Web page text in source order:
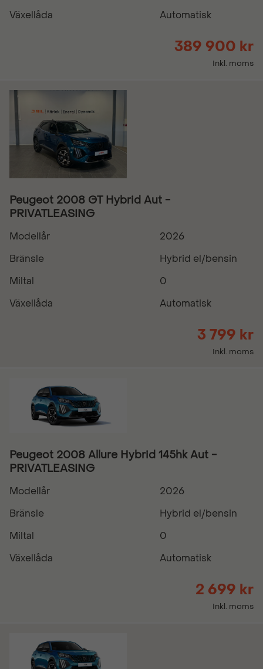
Växellåda
Automatisk
389 900 kr
Inkl. moms
Peugeot 2008 GT Hybrid Aut -
PRIVATLEASING
Modellår
2026
Bränsle
Hybrid el/bensin
Miltal
0
Växellåda
Automatisk
3 799 kr
Inkl. moms
Peugeot 2008 Allure Hybrid 145hk Aut -
PRIVATLEASING
Modellår
2026
Bränsle
Hybrid el/bensin
Miltal
0
Växellåda
Automatisk
2 699 kr
Inkl. moms